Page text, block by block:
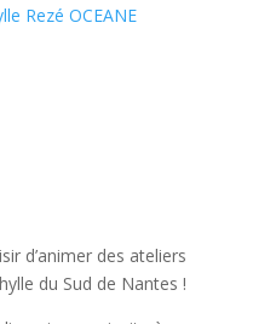
Rezé OCEANE
d’animer des ateliers
du Sud de Nantes !